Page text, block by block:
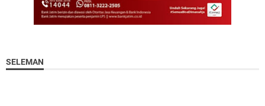
SELEMAN